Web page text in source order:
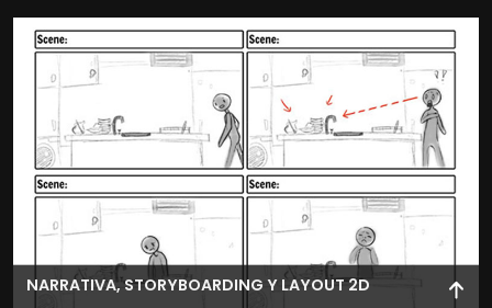
el movimiento humano mediante bocetos rápidos y
fluidos.
NARRATIVA, STORYBOARDING Y LAYOUT 2D